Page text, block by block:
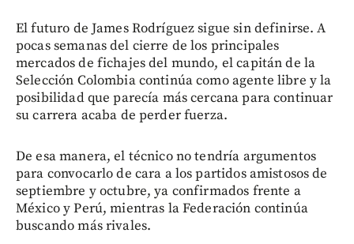
El futuro de James Rodríguez sigue sin definirse. A
pocas semanas del cierre de los principales
mercados de fichajes del mundo, el capitán de la
Selección Colombia continúa como agente libre y la
posibilidad que parecía más cercana para continuar
su carrera acaba de perder fuerza.
De esa manera, el técnico no tendría argumentos
para convocarlo de cara a los partidos amistosos de
septiembre y octubre, ya confirmados frente a
México y Perú, mientras la Federación continúa
buscando más rivales.